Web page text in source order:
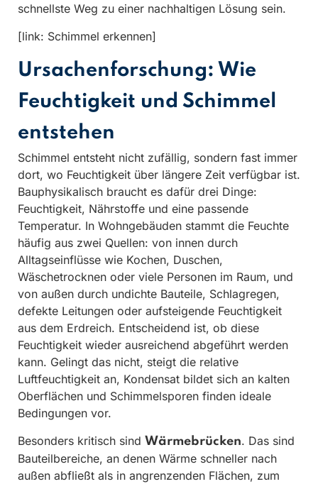
schnellste Weg zu einer nachhaltigen Lösung sein.
[link: Schimmel erkennen]
Ursachenforschung: Wie
Feuchtigkeit und Schimmel
entstehen
Schimmel entsteht nicht zufällig, sondern fast immer
dort, wo Feuchtigkeit über längere Zeit verfügbar ist.
Bauphysikalisch braucht es dafür drei Dinge:
Feuchtigkeit, Nährstoffe und eine passende
Temperatur. In Wohngebäuden stammt die Feuchte
häufig aus zwei Quellen: von innen durch
Alltagseinflüsse wie Kochen, Duschen,
Wäschetrocknen oder viele Personen im Raum, und
von außen durch undichte Bauteile, Schlagregen,
defekte Leitungen oder aufsteigende Feuchtigkeit
aus dem Erdreich. Entscheidend ist, ob diese
Feuchtigkeit wieder ausreichend abgeführt werden
kann. Gelingt das nicht, steigt die relative
Luftfeuchtigkeit an, Kondensat bildet sich an kalten
Oberflächen und Schimmelsporen finden ideale
Bedingungen vor.
Besonders kritisch sind Wärmebrücken. Das sind
Bauteilbereiche, an denen Wärme schneller nach
außen abfließt als in angrenzenden Flächen, zum